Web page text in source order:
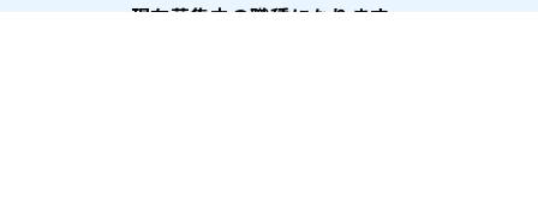
現在募集中の職種になります。